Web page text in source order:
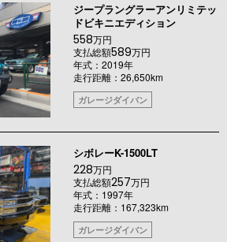
ジープラングラーアンリミテッ
ドビキニエディション
558万円
支払総額589万円
年式：2019年
走行距離：26,650km
ガレージダイバン
シボレーK-1500LT
228万円
支払総額257万円
年式：1997年
走行距離：167,323km
ガレージダイバン